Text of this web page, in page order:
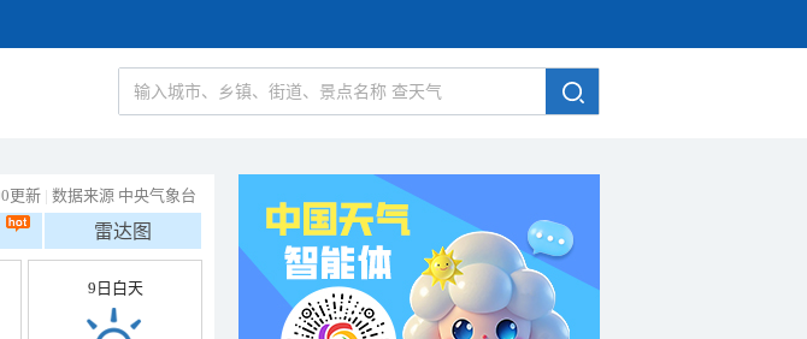
更新 | 数据来源 中央气象台
雷达图
9日白天